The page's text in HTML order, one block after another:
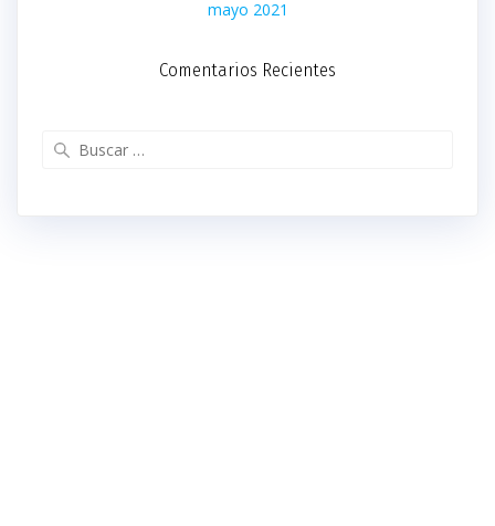
mayo 2021
Comentarios Recientes